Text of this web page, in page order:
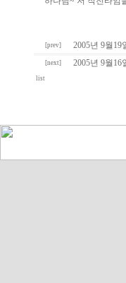
[prev] 2005년 9월19
[next] 2005년 9월16
list